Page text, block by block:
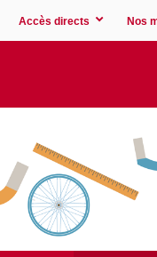
Accès directs Nos